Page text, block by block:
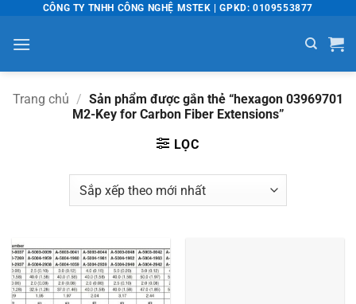
nội
dung
CÔNG TY TNHH CÔNG NGHỆ MSTEK | GPKD: 0109553877
Trang chủ / Sản phẩm được gắn thẻ “hexagon 03969701
M2-Key for Carbon Fiber Extensions”
LỌC